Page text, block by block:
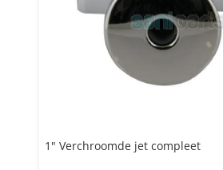
1" Verchroomde jet compleet